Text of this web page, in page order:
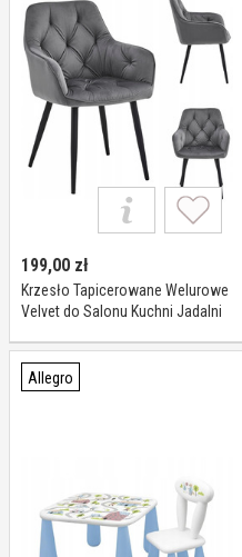
199,00 zł
Krzesło Tapicerowane Welurowe
Velvet do Salonu Kuchni Jadalni
Allegro